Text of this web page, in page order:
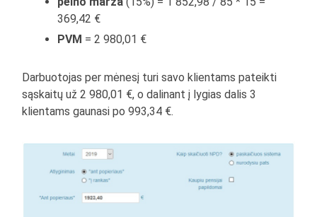
369,42 €
PVM = 2 980,01 €
Darbuotojas per mėnesį turi savo klientams pateikti
sąskaitų už 2 980,01 €, o dalinant į lygias dalis 3
klientams gaunasi po 993,34 €.